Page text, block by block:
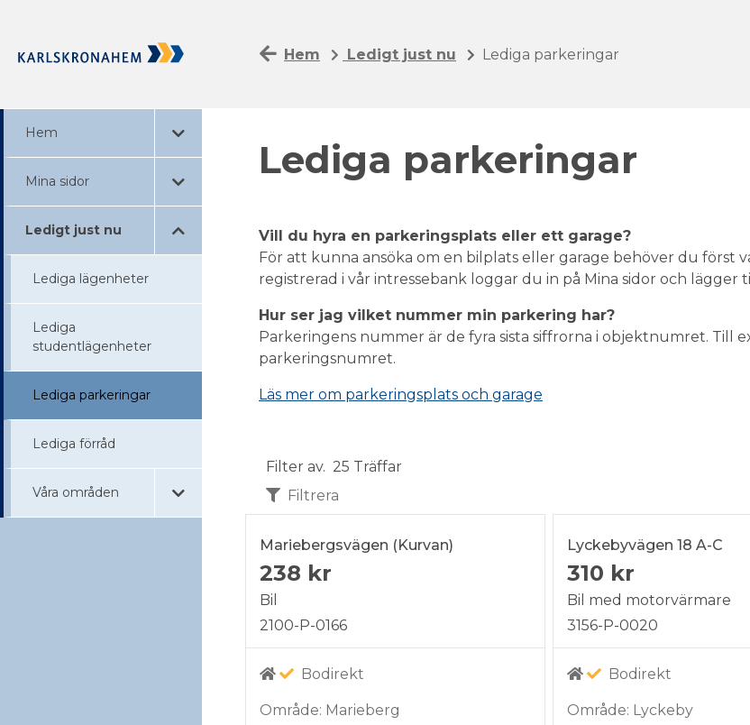
Hem
Mina sidor
Ledigt just nu
Lediga lägenheter
Lediga
studentlägenheter
Lediga parkeringar
Lediga förråd
Våra områden
Hem Ledigt just nu Lediga parkeringar
Lediga parkeringar
Vill du hyra en parkeringsplats eller ett garage?
För att kunna ansöka om en bilplats eller garage behöver du först
registrerad i vår intressebank loggar du in på Mina sidor och lägger
Hur ser jag vilket nummer min parkering har?
Parkeringens nummer är de fyra sista siffrorna i objektnumret. Till
parkeringsnumret.
Läs mer om parkeringsplats och garage
Filter av. 25 Träffar
Filtrera
Mariebergsvägen (Kurvan)
238 kr
Bil
2100-P-0166
Bodirekt
Område: Marieberg
Lyckebyvägen 18 A-C
310 kr
Bil med motorvärmare
3156-P-0020
Bodirekt
Område: Lyckeby